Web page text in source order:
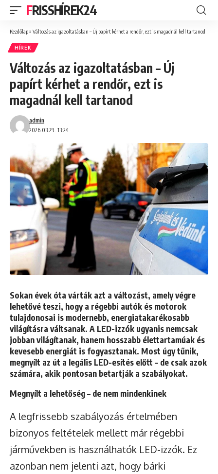
FRISSHÍREK24
Kezdőlap» Változás az igazoltatásban – Új papírt kérhet a rendőr, ezt is magadnál kell tartanod
HÍREK
Változás az igazoltatásban – Új
papírt kérhet a rendőr, ezt is
magadnál kell tartanod
2026.03.29. 13:24
admin
Sokan évek óta várták azt a változást, amely végre
lehetővé teszi, hogy a régebbi autók és motorok
tulajdonosai is modernebb, energiatakarékosabb
világításra váltsanak. A LED-izzók ugyanis nemcsak
jobban világítanak, hanem hosszabb élettartamúak és
kevesebb energiát is fogyasztanak. Most úgy tűnik,
megnyílt az út a legális LED-esítés előtt – de csak azok
számára, akik pontosan betartják a szabályokat.
Megnyílt a lehetőség – de nem mindenkinek
A legfrissebb szabályozás értelmében
bizonyos feltételek mellett már régebbi
járművekben is használhatók LED-izzók. Ez
azonban nem jelenti azt, hogy bárki